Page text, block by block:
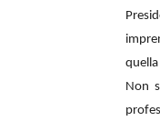
Non